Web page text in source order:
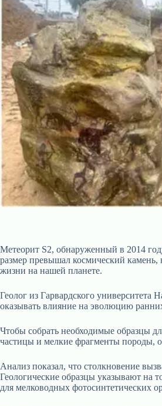
Метеорит S2, обнаруженный в 2014
размер превышал космический камень,
жизни на нашей планете.
Геолог из Гарвардского
оказывать влияние на эволюцию
Чтобы собрать необходимые образцы
частицы и мелкие фрагменты породы,
Анализ показал, что столкновение
Геологические образцы указывают на
для мелководных фотосинтетических